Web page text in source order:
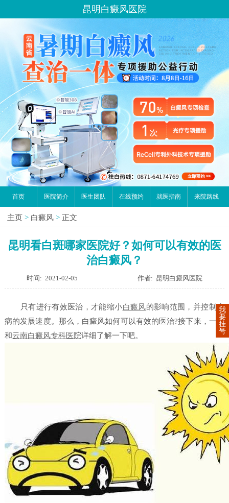
昆明白癜风医院
首页 医院简介 医生团队 在线预约 就医指南 来院路线
主页 > 白癜风 > 正文
昆明看白斑哪家医院好？如何可以有效的医
治白癜风？
时间: 2021-02-05 作者: 昆明白癜风医院
只有进行有效医治，才能缩小白癜风的影响范围，并控制疾
病的发展速度。那么，白癜风如何可以有效的医治?接下来，一起
和云南白癜风专科医院详细了解一下吧。
我
要
挂
号